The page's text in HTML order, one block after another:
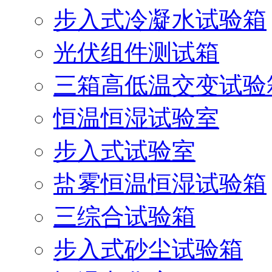
步入式冷凝水试验箱
光伏组件测试箱
三箱高低温交变试验
恒温恒湿试验室
步入式试验室
盐雾恒温恒湿试验箱
三综合试验箱
步入式砂尘试验箱